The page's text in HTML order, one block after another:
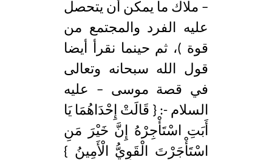
– ملاك ما يمكن أن يتحصل
عليه الفرد والمجتمع من
قوة )، ثم حينما نقرأ أيضا
قول الله سبحانه وتعالى
في قصة موسى – عليه
السلام -: { قَالَتْ إِحْدَاهُمَا يَا
أَبَتِ اسْتَأْجِرْهُ إِنَّ خَيْرَ مَنِ
اسْتَأْجَرْتَ الْقَوِيُّ الْأَمِينُ }